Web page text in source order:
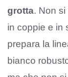
grotta. Non
in coppie e in
prepara la
bianco